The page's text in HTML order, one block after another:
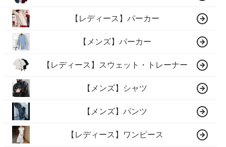
【レディース】パーカー
【メンズ】パーカー
【レディース】スウェット・トレーナー
【メンズ】シャツ
【メンズ】パンツ
【レディース】ワンピース